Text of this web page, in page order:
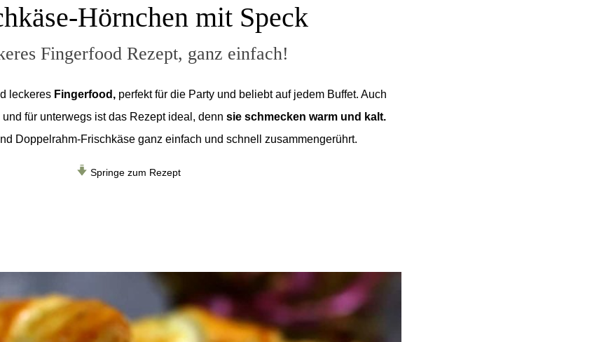
Hörnchen mit Speck
Fingerfood Rezept, ganz einfach!
leckeres Fingerfood, perfekt für die Party und beliebt auf jedem Buffet. Auch
für unterwegs ist das Rezept ideal, denn sie schmecken warm und kalt.
Doppelrahm-Frischkäse ganz einfach und schnell zusammengerührt.
Springe zum Rezept